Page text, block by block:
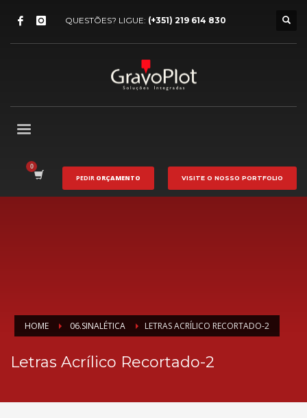
QUESTÕES? LIGUE: (+351) 219 614 830
PEDIR ORÇAMENTO VISITE O NOSSO PORTFOLIO
HOME 06.SINALÉTICA LETRAS ACRÍLICO RECORTADO-2
Letras Acrílico Recortado-2